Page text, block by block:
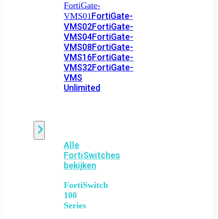
FortiGate-
VMS01FortiGate-
VMS02FortiGate-
VMS04FortiGate-
VMS08FortiGate-
VMS16FortiGate-
VMS32FortiGate-
VMS
Unlimited
Alle
FortiSwitches
bekijken
FortiSwitch
100
Series